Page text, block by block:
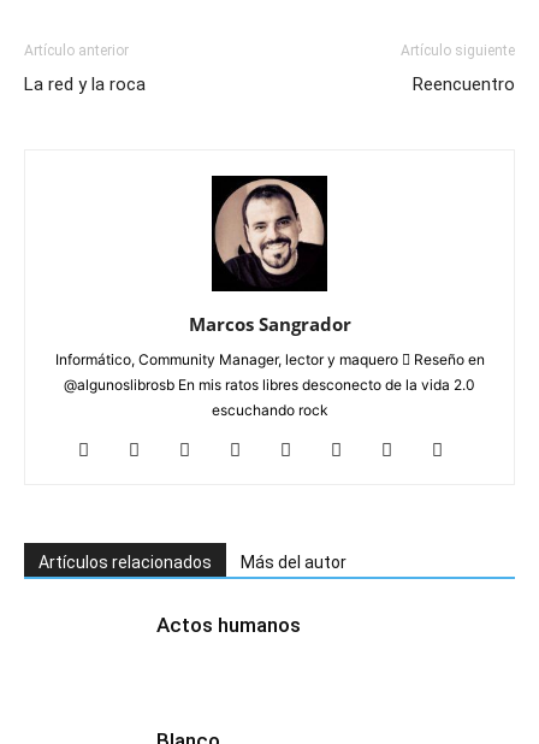
Artículo anterior
La red y la roca
Artículo siguiente
Reencuentro
Marcos Sangrador
Informático, Community Manager, lector y maquero  Reseño en
@algunoslibrosb En mis ratos libres desconecto de la vida 2.0
escuchando rock
Artículos relacionados Más del autor
Actos humanos